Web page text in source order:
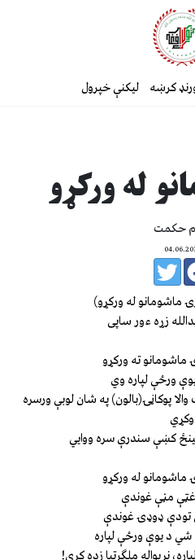
کرښه لیکنې خپرول
له ورکړو
حکمت
له ورکړو)
زړه ءور ساپی
ته ورکړو
ورځې لپاره وي
پوکاڼۍ(بالون) په شان لوبې ورسره
وکړي
کښې سندرې سره ووايي
له ورکړو
مڼې غوندې
تودې ډوډۍ غوندې
د یوې ورځې لپاره